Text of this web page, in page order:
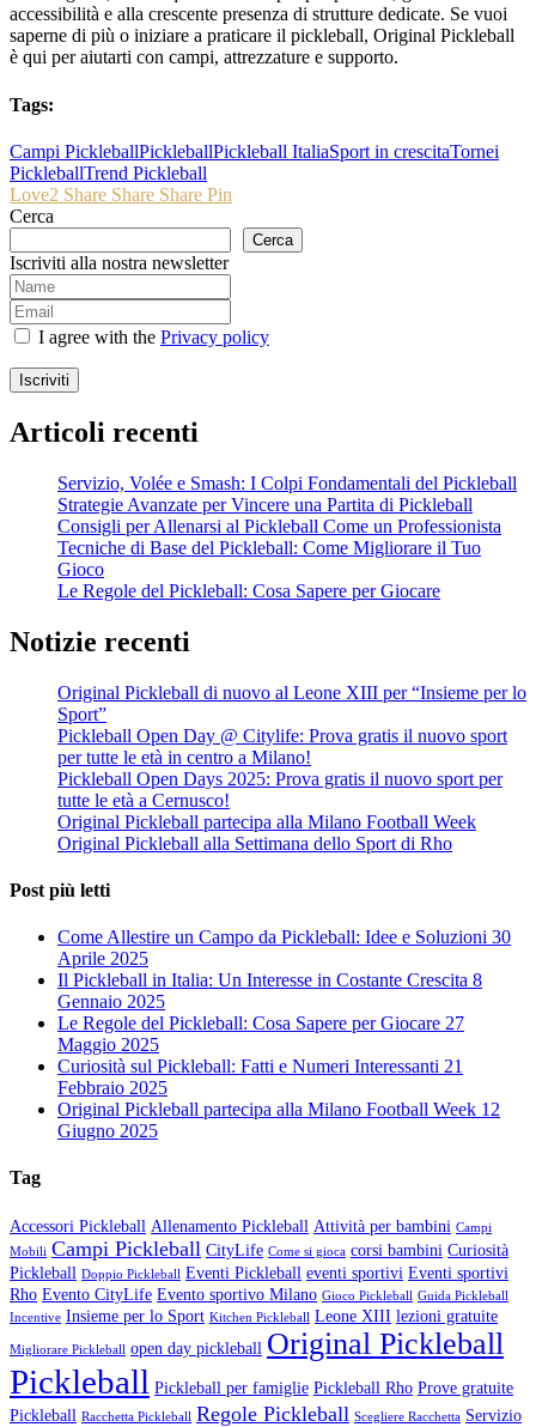
accessibilità e alla crescente presenza di strutture dedicate. Se vuoi
saperne di più o iniziare a praticare il pickleball, Original Pickleball
è qui per aiutarti con campi, attrezzature e supporto.
Tags:
Campi PickleballPickleballPickleball ItaliaSport in crescitaTornei
PickleballTrend Pickleball
Love2 Share Share Share Pin
Cerca
Cerca
Iscriviti alla nostra newsletter
I agree with the Privacy policy
Iscriviti
Articoli recenti
Servizio, Volée e Smash: I Colpi Fondamentali del Pickleball
Strategie Avanzate per Vincere una Partita di Pickleball
Consigli per Allenarsi al Pickleball Come un Professionista
Tecniche di Base del Pickleball: Come Migliorare il Tuo
Gioco
Le Regole del Pickleball: Cosa Sapere per Giocare
Notizie recenti
Original Pickleball di nuovo al Leone XIII per “Insieme per lo
Sport”
Pickleball Open Day @ Citylife: Prova gratis il nuovo sport
per tutte le età in centro a Milano!
Pickleball Open Days 2025: Prova gratis il nuovo sport per
tutte le età a Cernusco!
Original Pickleball partecipa alla Milano Football Week
Original Pickleball alla Settimana dello Sport di Rho
Post più letti
Come Allestire un Campo da Pickleball: Idee e Soluzioni 30
Aprile 2025
Il Pickleball in Italia: Un Interesse in Costante Crescita 8
Gennaio 2025
Le Regole del Pickleball: Cosa Sapere per Giocare 27
Maggio 2025
Curiosità sul Pickleball: Fatti e Numeri Interessanti 21
Febbraio 2025
Original Pickleball partecipa alla Milano Football Week 12
Giugno 2025
Tag
Accessori Pickleball Allenamento Pickleball Attività per bambini Campi
Mobili Campi Pickleball CityLife Come si gioca corsi bambini Curiosità
Pickleball Doppio Pickleball Eventi Pickleball eventi sportivi Eventi sportivi
Rho Evento CityLife Evento sportivo Milano Gioco Pickleball Guida Pickleball
Incentive Insieme per lo Sport Kitchen Pickleball Leone XIII lezioni gratuite
Migliorare Pickleball open day pickleball Original Pickleball
Pickleball Pickleball per famiglie Pickleball Rho Prove gratuite
Pickleball Racchetta Pickleball Regole Pickleball Scegliere Racchetta Servizio